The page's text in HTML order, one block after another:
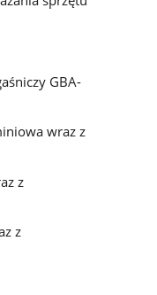
GBA-
wraz z
z
z